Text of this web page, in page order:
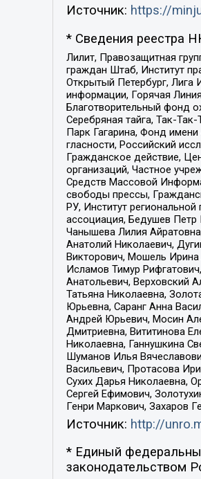
Источник: https://
* Сведения реестра
Лилит, Правозащитная
граждан Штаб, Институт
Открытый Петербург, Лига
информации, Горячая
Благотворительный фонд
Серебряная тайга, Так-
Парк Гагарина, Фонд
гласности, Российский
Гражданское действие,
организаций, Частное
Средств Массовой
свободы прессы,
РУ, Институт
ассоциация, Бедушев
Чанышева Лилия
Анатолий Николаевич,
Викторович, Мошель Ирина
Исламов Тимур
Анатольевич, Верховский
Татьяна Николаевна,
Юрьевна, Саранг Анна
Андрей Юрьевич, Мосин
Дмитриевна, Вититинова
Николаевна, Ганнушкина
Шуманов Илья
Васильевич, Протасова
Сухих Дарья Николаевна,
Сергей Ефимович,
Генри Маркович, Захаров
Источник: http://
* Единый
законодательством